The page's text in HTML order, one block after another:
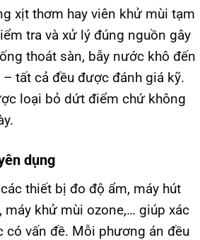
xịt thơm hay viên khử mùi tạm
tra và xử lý đúng nguồn gây
thoát sàn, bẫy nước khô đến
tất cả đều được đánh giá kỹ.
loại bỏ dứt điểm chứ không
dụng
thiết bị đo độ ẩm, máy hút
máy khử mùi ozone,… giúp xác
có vấn đề. Mỗi phương án đều